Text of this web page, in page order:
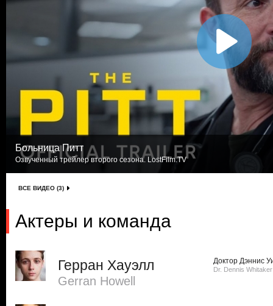
Больница Питт
Озвученный трейлер второго сезона. LostFilm.TV
ВСЕ ВИДЕО (3)
Актеры и команда
Герран Хауэлл
Gerran Howell
Доктор Дэннис
Dr. Dennis Whitaker